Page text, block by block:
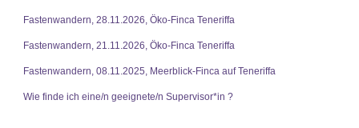
Fastenwandern, 28.11.2026, Öko-Finca Teneriffa
Fastenwandern, 21.11.2026, Öko-Finca Teneriffa
Fastenwandern, 08.11.2025, Meerblick-Finca auf Teneriffa
Wie finde ich eine/n geeignete/n Supervisor*in ?